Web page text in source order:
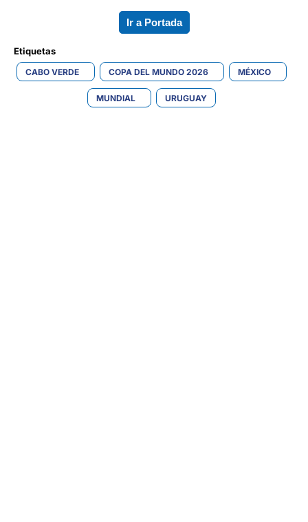
Ir a Portada
Etiquetas
CABO VERDE COPA DEL MUNDO 2026 MÉXICO
MUNDIAL URUGUAY